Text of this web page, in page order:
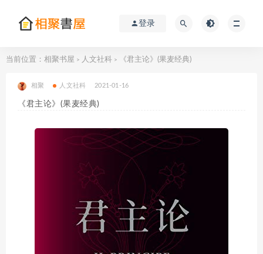
登录
当前位置： 相聚书屋 > 人文社科 > 《君主论》(果麦经典)
相聚 人文社科 2021-01-16
《君主论》(果麦经典)